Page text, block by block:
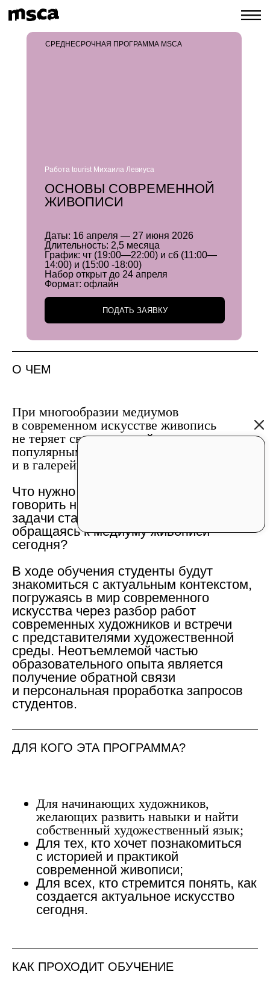
ОСНОВЫ СОВРЕМЕННОЙ
ЖИВОПИСИ
СРЕДНЕСРОЧНАЯ ПРОГРАММА MSCA
ПОДАТЬ ЗАЯВКУ
Даты: 16 апреля — 27 июня 2026
Длительность: 2,5 месяца
График: чт (19:00—22:00) и сб (11:00—
14:00) и (15:00 -18:00)
Набор открыт до 24 апреля
Формат: офлайн
Работа tourist Михаила Левиуса
О ЧЕМ
При многообразии медиумов
в современном искусстве живопись
не теряет своих позиций, оставаясь самым
популярным медиумом на ярмарках
и в галерейных проектах.
Что нужно знать, чтобы начать
говорить на языке живописи? Какие
задачи ставят перед собой художники,
обращаясь к медиуму живописи
сегодня?
В ходе обучения студенты будут
знакомиться с актуальным контекстом,
погружаясь в мир современного
искусства через разбор работ
современных художников и встречи
с представителями художественной
среды. Неотъемлемой частью
образовательного опыта является
получение обратной связи
и персональная проработка запросов
студентов.
ДЛЯ КОГО ЭТА ПРОГРАММА?
Для начинающих художников,
желающих развить навыки и найти
собственный художественный язык;
Для тех, кто хочет познакомиться
с историей и практикой
современной живописи;
Для всех, кто стремится понять, как
создается актуальное искусство
сегодня.
КАК ПРОХОДИТ ОБУЧЕНИЕ